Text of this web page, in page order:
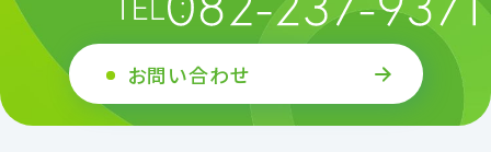
お問い合わせ